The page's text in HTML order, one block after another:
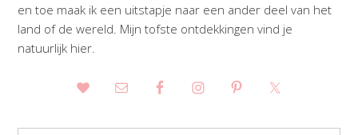
en toe maak ik een uitstapje naar een ander deel van het
land of de wereld. Mijn tofste ontdekkingen vind je
natuurlijk hier.